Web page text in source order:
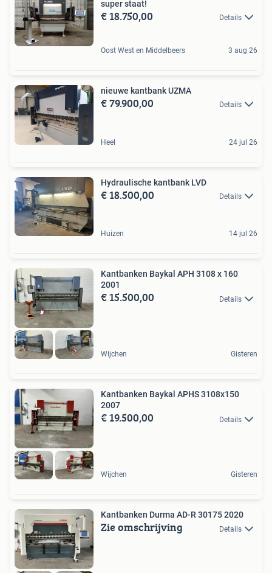
super staat!
€ 18.750,00 Details
Oost West en Middelbeers 3 aug 26
nieuwe kantbank UZMA
€ 79.900,00 Details
Heel 24 jul 26
Hydraulische kantbank LVD
€ 18.500,00 Details
Huizen 14 jul 26
Kantbanken Baykal APH 3108 x 160
2001
€ 15.500,00 Details
Wijchen Gisteren
Kantbanken Baykal APHS 3108x150
2007
€ 19.500,00 Details
Wijchen Gisteren
Kantbanken Durma AD-R 30175 2020
Zie omschrijving Details